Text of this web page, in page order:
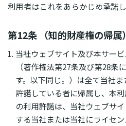
利用者はこれをあらかじめ承諾し
第12条 （知的財産権の帰属）
当社ウェブサイト及び本サー
（著作権法第27条及び第28条
す。以下同じ。）は全て当社
許諾している者に帰属し、本
の利用許諾は、当社ウェブサ
する当社または当社にライセ